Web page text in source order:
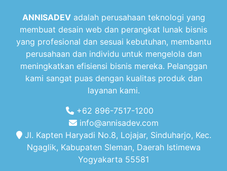
ANNISADEVadalah perusahaan teknologi yang
membuat desain web dan perangkat lunak bisnis
yang profesional dan sesuai kebutuhan, membantu
perusahaan dan individu untuk mengelola dan
meningkatkan efisiensi bisnis mereka. Pelanggan
kami sangat puas dengan kualitas produk dan
layanan kami.
+62 896-7517-1200
info@annisadev.com
Jl. Kapten Haryadi No.8, Lojajar, Sinduharjo, Kec.
Ngaglik, Kabupaten Sleman, Daerah Istimewa
Yogyakarta 55581